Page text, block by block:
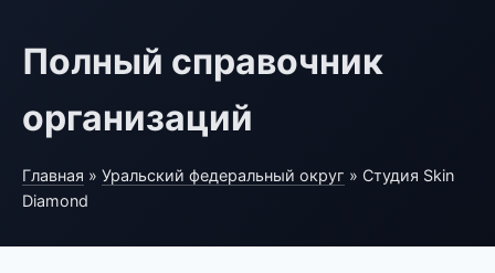
Полный справочник
организаций
Главная » Уральский федеральный округ » Студия Skin
Diamond